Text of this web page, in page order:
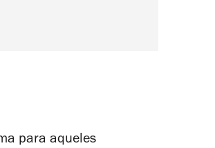
para aqueles